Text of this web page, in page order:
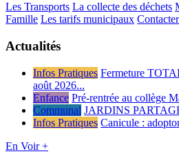
Les Transports La collecte des déchets
Famille Les tarifs municipaux
Actualités
Infos Pratiques Fermeture
août 2026...
Enfance Pré-rentrée au collège
Communal JARDINS
Infos Pratiques Canicule :
En Voir +